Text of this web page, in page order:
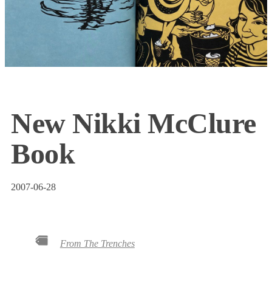
New Nikki McClure
Book
2007-06-28
From The Trenches